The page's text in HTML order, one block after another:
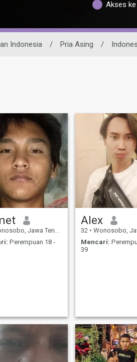
Akses
Indonesia / Pria Asing /
Jawa Tengah, Indonesia
Perempuan 18 -
Alex
32 • Wonosobo, Jawa
Mencari:
39